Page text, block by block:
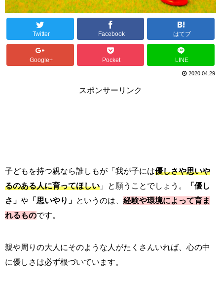
Twitter Facebook はてブ
Google+ Pocket LINE
2020.04.29
スポンサーリンク
子どもを持つ親なら誰しもが「我が子には優しさや思いや
るのある人に育ってほしい 」と願うことでしょう。
「優し
さ」 や 「思いやり」 というのは、 経験や環境によって育ま
れるものです。
親や周りの大人にそのような人がたくさんいれば、心の中
に優しさは必ず根づいています。